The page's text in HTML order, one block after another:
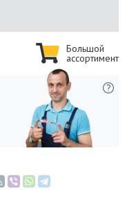
Большой
ассортимент